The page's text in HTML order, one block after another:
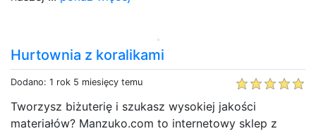
Hurtownia z koralikami
Dodano: 1 rok 5 miesięcy temu
Tworzysz biżuterię i szukasz wysokiej jakości
materiałów? Manzuko.com to internetowy sklep z